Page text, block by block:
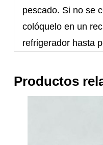
pescado. Si no se
colóquelo en un
refrigerador hasta
Productos